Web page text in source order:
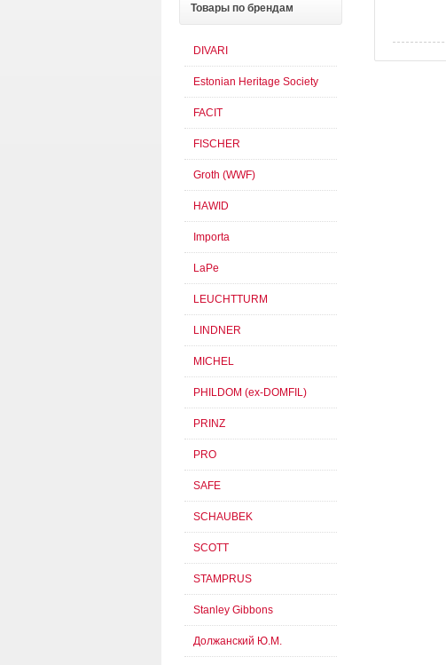
Товары по брендам
DIVARI
Estonian Heritage Society
FACIT
FISCHER
Groth (WWF)
HAWID
Importa
LaPe
LEUCHTTURM
LINDNER
MICHEL
PHILDOM (ex-DOMFIL)
PRINZ
PRO
SAFE
SCHAUBEK
SCOTT
STAMPRUS
Stanley Gibbons
Должанский Ю.М.